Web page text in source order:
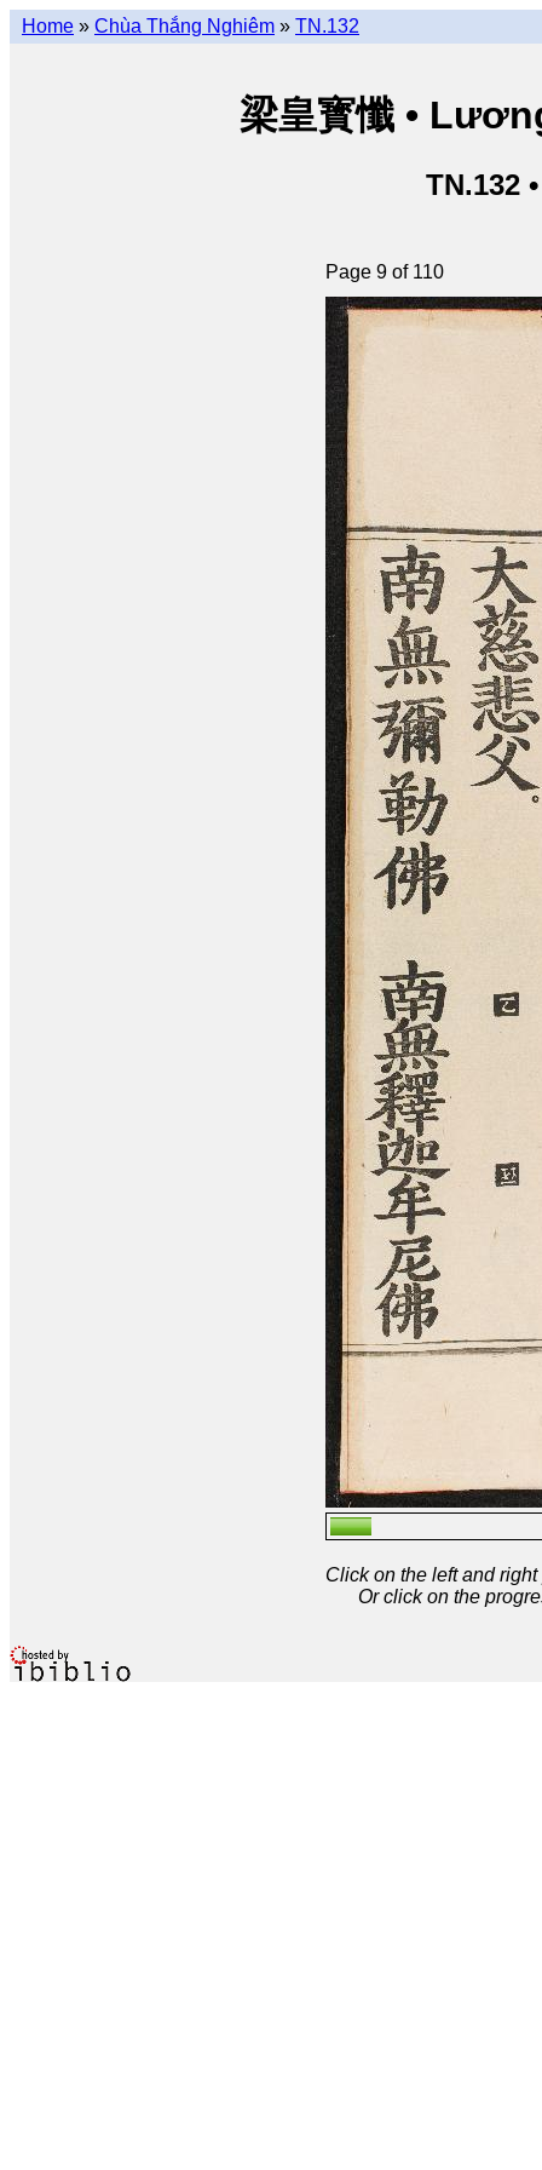
Home » Chùa Thắng Nghiêm » TN.132
梁皇寳懺 •
TN.132
Page 9 of 110
Click on the left and
Or click on the